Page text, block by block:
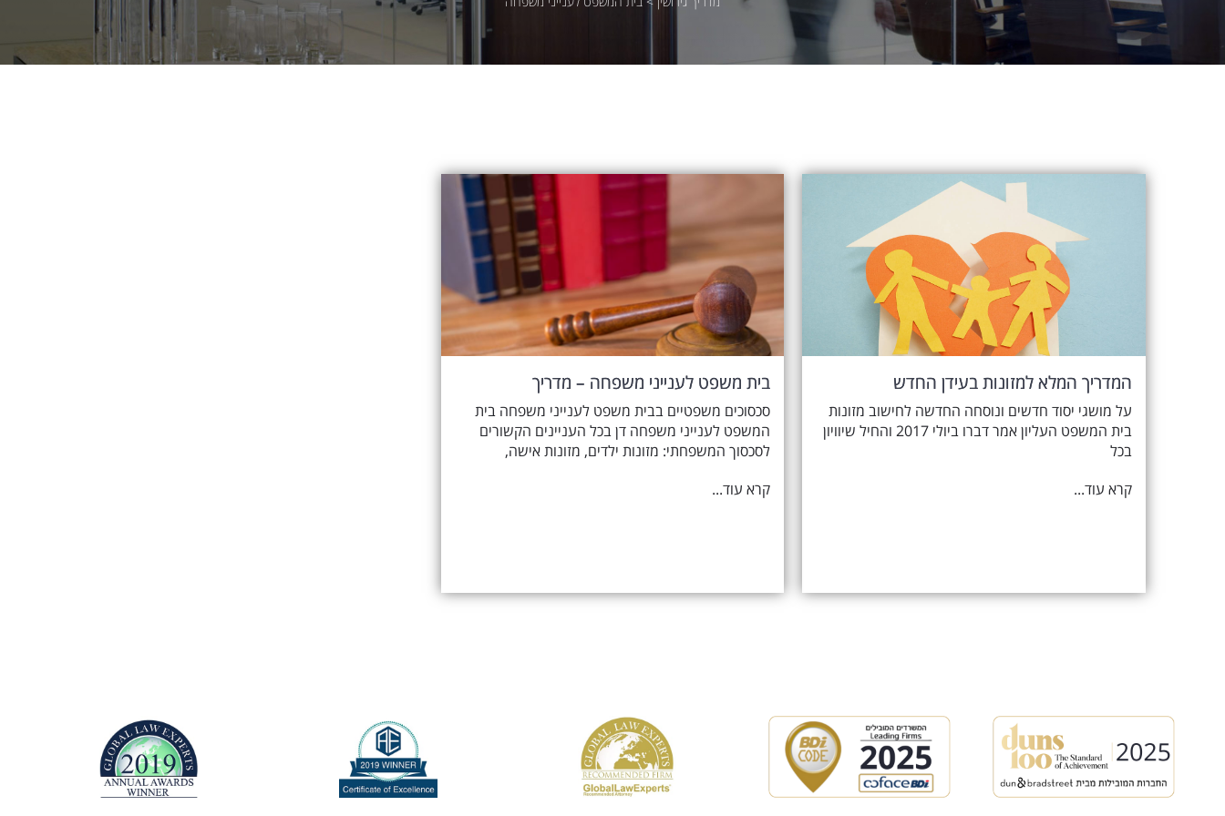
המדריך המלא למזונות בעידן החדש
על מושגי יסוד חדשים ונוסחה החדשה לחישוב מזונות
בית המשפט העליון אמר דברו ביולי 2017 והחיל שיוויון
בכל
קרא עוד...
בית משפט לענייני משפחה – מדריך
סכסוכים משפטיים בבית משפט לענייני משפחה בית
המשפט לענייני משפחה דן בכל העניינים הקשורים
לסכסוך המשפחתי: מזונות ילדים, מזונות אישה,
קרא עוד...